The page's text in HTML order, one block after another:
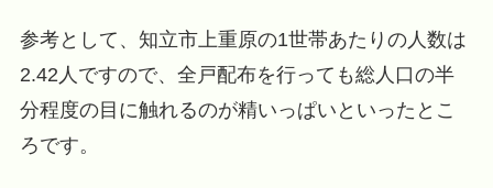
参考として、知立市上重原の1世帯あたりの人数は
2.42人ですので、全戸配布を行っても総人口の半
分程度の目に触れるのが精いっぱいといったとこ
ろです。